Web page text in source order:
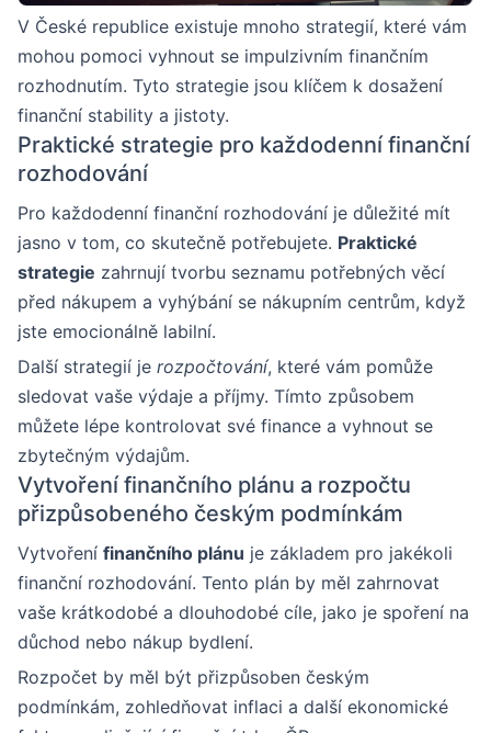
V České republice existuje mnoho strategií, které vám
mohou pomoci vyhnout se impulzivním finančním
rozhodnutím. Tyto strategie jsou klíčem k dosažení
finanční stability a jistoty.
Praktické strategie pro každodenní finanční
rozhodování
Pro každodenní finanční rozhodování je důležité mít
jasno v tom, co skutečně potřebujete. Praktické
strategie zahrnují tvorbu seznamu potřebných věcí
před nákupem a vyhýbání se nákupním centrům, když
jste emocionálně labilní.
Další strategií je rozpočtování, které vám pomůže
sledovat vaše výdaje a příjmy. Tímto způsobem
můžete lépe kontrolovat své finance a vyhnout se
zbytečným výdajům.
Vytvoření finančního plánu a rozpočtu
přizpůsobeného českým podmínkám
Vytvoření finančního plánu je základem pro jakékoli
finanční rozhodování. Tento plán by měl zahrnovat
vaše krátkodobé a dlouhodobé cíle, jako je spoření na
důchod nebo nákup bydlení.
Rozpočet by měl být přizpůsoben českým
podmínkám, zohledňovat inflaci a další ekonomické